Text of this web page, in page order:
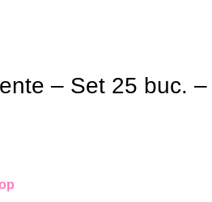
– Set 25 buc.